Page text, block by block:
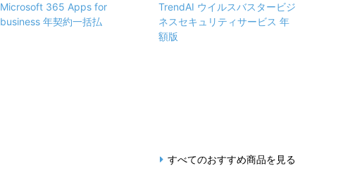
Microsoft 365 Apps for
business 年契約一括払
TrendAI ウイルスバスタービジ
ネスセキュリティサービス 年
額版
すべてのおすすめ商品を見る